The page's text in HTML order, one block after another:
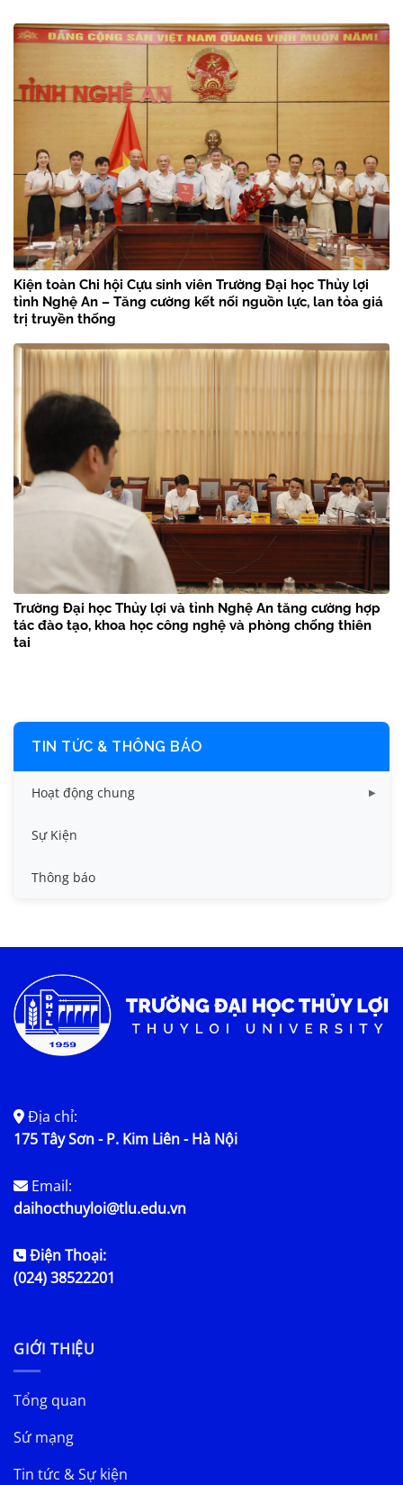
Kiện toàn Chi hội Cựu sinh viên Trường Đại học Thủy lợi
tỉnh Nghệ An – Tăng cường kết nối nguồn lực, lan tỏa giá
trị truyền thống
Trường Đại học Thủy lợi và tỉnh Nghệ An tăng cường hợp
tác đào tạo, khoa học công nghệ và phòng chống thiên
tai
TIN TỨC & THÔNG BÁO
Hoạt động chung
Tin công tác sinh viên
Tin đào tạo
Tin tức chung
Sự Kiện
Thông báo
Địa chỉ:
175 Tây Sơn - P. Kim Liên - Hà Nội
Email:
daihocthuyloi@tlu.edu.vn
Điện Thoại:
(024) 38522201
GIỚI THIỆU
Tổng quan
Sứ mạng
Tin tức & Sự kiện